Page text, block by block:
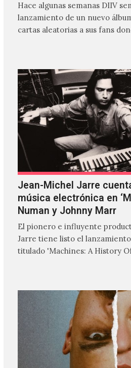
Hace algunas semanas DIIV
lanzamiento de un nuevo
cartas aleatorias a sus fans
Jean-Michel Jarre
música electrónica en
Numan y Johnny Marr
El pionero e influyente
Jarre tiene listo el
titulado 'Machines: A History